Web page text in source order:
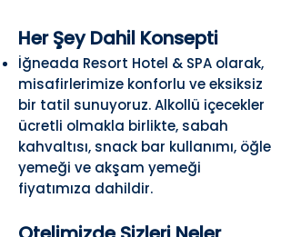
Her Şey Dahil Konsepti
İğneada Resort Hotel & SPA olarak,
misafirlerimize konforlu ve eksiksiz
bir tatil sunuyoruz. Alkollü içecekler
ücretli olmakla birlikte, sabah
kahvaltısı, snack bar kullanımı, öğle
yemeği ve akşam yemeği
fiyatımıza dahildir.